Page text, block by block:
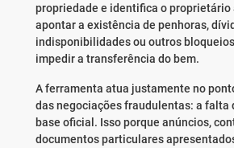
propriedade e identifica o proprietário
apontar a existência de penhoras,
indisponibilidades ou outros
impedir a transferência do bem.
A ferramenta atua justamente no
das negociações fraudulentas: a falta
base oficial. Isso porque anúncios,
documentos particulares